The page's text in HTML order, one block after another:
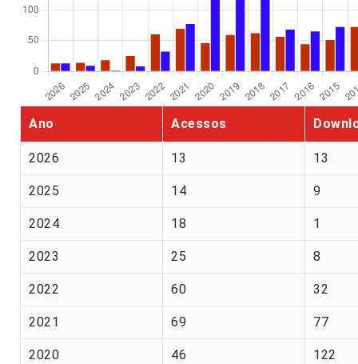
Ano Acessos
2026 13 13
2025 14 9
2024 18 1
2023 25 8
2022 60 32
2021 69 77
2020 46 122